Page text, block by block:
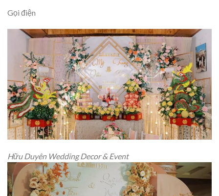
Gọi điện
Hữu Duyên Wedding Decor & Event